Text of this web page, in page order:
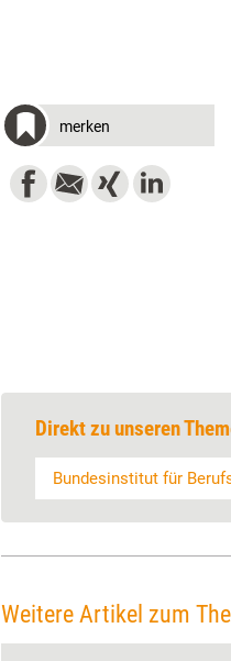
merken
Direkt zu unseren
Bundesinstitut für
Weitere Artikel zum